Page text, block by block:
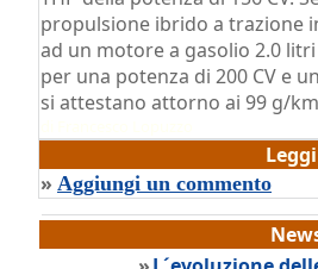
propulsione ibrido a trazione
ad un motore a gasolio 2.0
per una potenza di 200 CV e
si attestano attorno ai 99 g/
» Aggiungi un commento